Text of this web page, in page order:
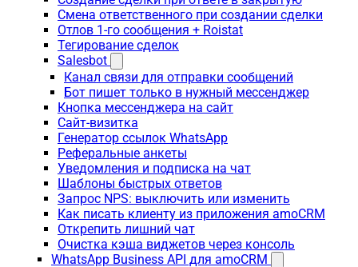
Смена ответственного при создании сделки
Отлов 1-го сообщения + Roistat
Тегирование сделок
Salesbot
Канал связи для отправки сообщений
Бот пишет только в нужный мессенджер
Кнопка мессенджера на сайт
Сайт-визитка
Генератор ссылок WhatsApp
Реферальные анкеты
Уведомления и подписка на чат
Шаблоны быстрых ответов
Запрос NPS: выключить или изменить
Как писать клиенту из приложения amoCRM
Открепить лишний чат
Очистка кэша виджетов через консоль
WhatsApp Business API для amoCRM